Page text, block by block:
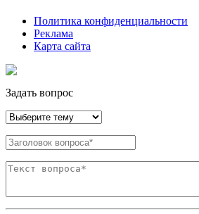
Политика конфиденциальности
Реклама
Карта сайта
Задать вопрос